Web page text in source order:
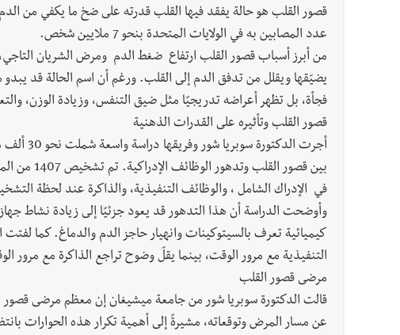
قصور القلب هو حالة يفقد فيها القلب قدرته على ضخ ما يكفي من
عدد المصابين به في الولايات المتحدة بنحو 7 ملايين شخص.
من أبرز أسباب قصور القلب ارتفاع ضغط الدم ومرض الشريان
يضيّقها ويقلل من تدفق الدم إلى القلب. ورغم أن اسم الحالة قد
فجأة، بل تظهر أعراضه تدريجيًا مثل ضيق التنفس، وزيادة الوزن،
قصور القلب وتأثيره على القدرات الذهنية
بين قصور
في الإدراك الشامل ، والوظائف التنفيذية، والذاكرة عند لحظة
وأوضحت الدراسة أن هذا التدهور قد يعود جزئيًا إلى زيادة نشاط
كيميائية تعرف بالسيتوكينات وانهيار حاجز الدم والدماغ. كما لفتت
التنفيذية مع مرور الوقت، بينما يقلّ وضوح تراجع الذاكرة مع مرور
مرضى قصور القلب
قالت الدكتورة سوبريا شور من جامعة ميشيغان إن معظم مرضى
عن مسار المرض وتوقعاته، مشيرةً إلى أهمية تكرار هذه الحوارات